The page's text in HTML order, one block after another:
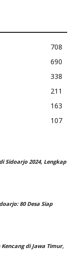
708
690
338
211
163
107
Sidoarjo 2024, Lengkap
80 Desa Siap
di Jawa Timur,